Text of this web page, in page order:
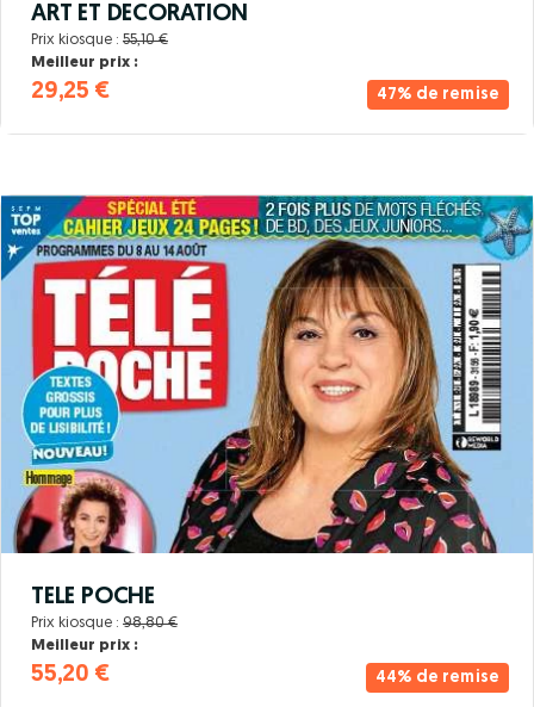
47% de remise
ART ET DECORATION
Prix kiosque : 55,10 €
Meilleur prix :
29,25 €
44% de remise
TELE POCHE
Prix kiosque : 98,80 €
Meilleur prix :
55,20 €